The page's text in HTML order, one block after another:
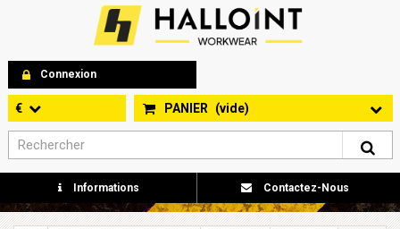
Connexion
PANIER (vide)
€
Informations Contactez-Nous